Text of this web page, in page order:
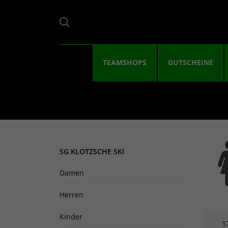
TEAMSHOPS GUTSCHEINE
SG KLOTZSCHE SKI
Damen
Herren
Kinder